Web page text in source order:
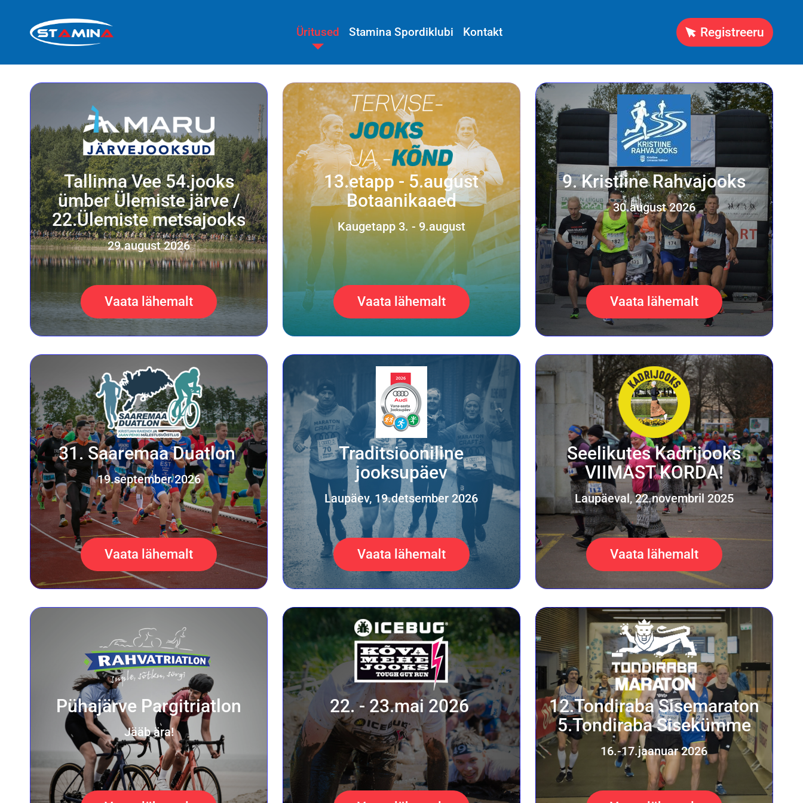
Üritused Stamina Spordiklubi Kontakt Registreeru
Tallinna Vee 54.jooks
ümber Ülemiste järve /
22.Ülemiste metsajooks
29.august 2026
Vaata lähemalt
13.etapp - 5.august
Botaanikaaed
Kaugetapp 3. - 9.august
Vaata lähemalt
9. Kristiine Rahvajooks
30.august 2026
Vaata lähemalt
31. Saaremaa Duatlon
19.september 2026
Vaata lähemalt
Traditsiooniline
jooksupäev
Laupäev, 19.detsember 2026
Vaata lähemalt
Seelikutes Kadrijooks
VIIMAST KORDA!
Laupäeval, 22.novembril 2025
Vaata lähemalt
Pühajärve Pargitriatlon
Jääb ära!
22. - 23.mai 2026
12.Tondiraba Sisemaraton
5.Tondiraba Sisekümme
16.-17.jaanuar 2026